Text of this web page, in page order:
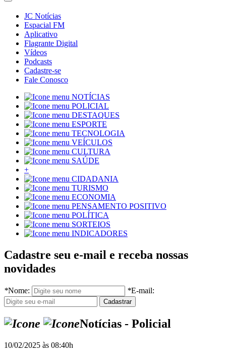
JC Notícias
Espacial FM
Aplicativo
Flagrante Digital
Vídeos
Podcasts
Cadastre-se
Fale Conosco
NOTÍCIAS
POLICIAL
DESTAQUES
ESPORTE
TECNOLOGIA
VEÍCULOS
CULTURA
SAÚDE
+
CIDADANIA
TURISMO
ECONOMIA
PENSAMENTO POSITIVO
POLÍTICA
SORTEIOS
INDICADORES
Cadastre seu e-mail e receba nossas
novidades
*Nome: *E-mail:
Notícias - Policial
10/02/2025 às 08:40h